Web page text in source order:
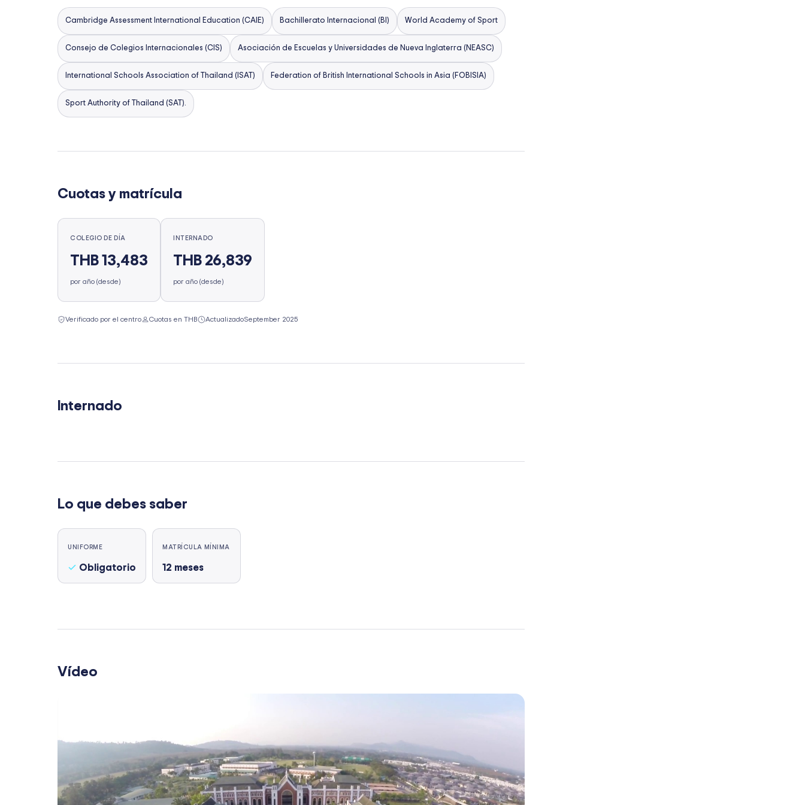
Cambridge Assessment International Education (CAIE) Bachillerato Internacional (BI) World Academy of Sport
Consejo de Colegios Internacionales (CIS) Asociación de Escuelas y Universidades de Nueva Inglaterra (NEASC)
International Schools Association of Thailand (ISAT) Federation of British International Schools in Asia (FOBISIA)
Sport Authority of Thailand (SAT).
Cuotas y matrícula
COLEGIO DE DÍA
THB 13,483
por año (desde)
INTERNADO
THB 26,839
por año (desde)
Verificado por el centro Cuotas en THB ActualizadoSeptember 2025
Internado
Lo que debes saber
UNIFORME
Obligatorio
MATRÍCULA MÍNIMA
12 meses
Vídeo